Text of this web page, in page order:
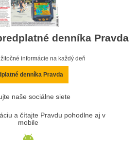
denníka Pravda
informácie na každý deň
denníka Pravda
naše sociálne siete
a čítajte Pravdu pohodlne aj v
mobile